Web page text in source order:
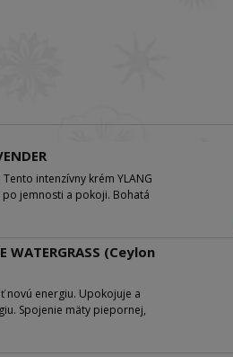
intenzívny krém YLANG
po jemnosti a pokoji. Bohatá
(Ceylon
novú energiu. Upokojuje a
Spojenie mäty piepornej,